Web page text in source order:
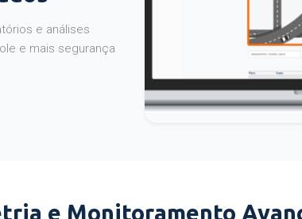
e análises
e mais segurança
e Monitoramento